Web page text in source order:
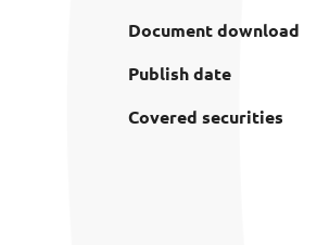
Document download
Publish date
Covered securities